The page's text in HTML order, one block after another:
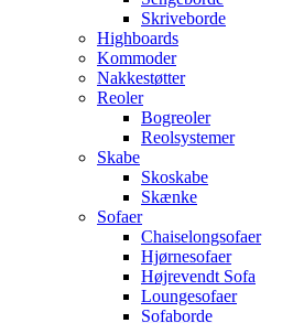
Skriveborde
Highboards
Kommoder
Nakkestøtter
Reoler
Bogreoler
Reolsystemer
Skabe
Skoskabe
Skænke
Sofaer
Chaiselongsofaer
Hjørnesofaer
Højrevendt Sofa
Loungesofaer
Sofaborde